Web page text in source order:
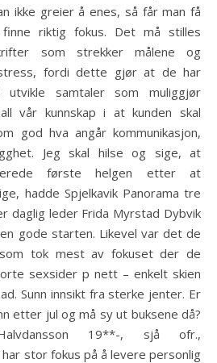
ikke greier å enes, så får man få
riktig fokus. Det må stilles
som strekker målene og
fordi dette gjør at de har
samtaler som muliggjør
vår kunnskap i at kunden skal
god hva angår kommunikasjon,
Jeg skal hilse og sige, at
første helgen etter at
hadde Spjelkavik Panorama tre
daglig leder Frida Myrstad Dybvik
gode starten. Likevel var det de
tok mest av fokuset der de
sexsider p nett – enkelt skien
Sunn innsikt fra sterke jenter. Er
etter jul og må sy ut buksene då?
19**-, sjå ofr.,
har stor fokus på å levere personlig